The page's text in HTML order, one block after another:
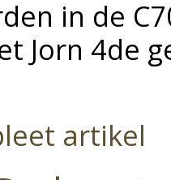
in de
Jorn 4de
artikel